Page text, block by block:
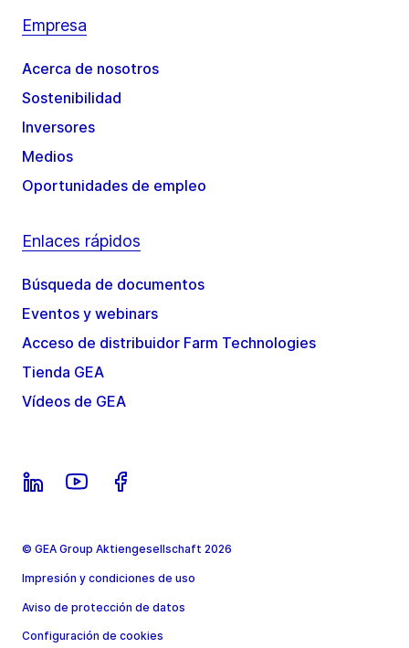
Empresa
Acerca de nosotros
Sostenibilidad
Inversores
Medios
Oportunidades de empleo
Enlaces rápidos
Búsqueda de documentos
Eventos y webinars
Acceso de distribuidor Farm Technologies
Tienda GEA
Vídeos de GEA
© GEA Group Aktiengesellschaft 2026
Impresión y condiciones de uso
Aviso de protección de datos
Configuración de cookies